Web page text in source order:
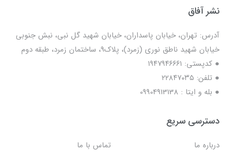
نشر آفاق
آدرس: تهران، خیابان پاسداران، خیابان شهید گل نبی، نبش جنوبی
خیابان شهید ناطق نوری (زمرد)، پلاک9، ساختمان زمرد، طبقه دوم
● کدپستی: ۱۹۴۷۹۴۶۶۶۱
● تلفن: ٢٢٨۴٧۰۳۵
● بله و ایتا : 09904913138
دسترسی سریع
درباره ما
تماس با ما